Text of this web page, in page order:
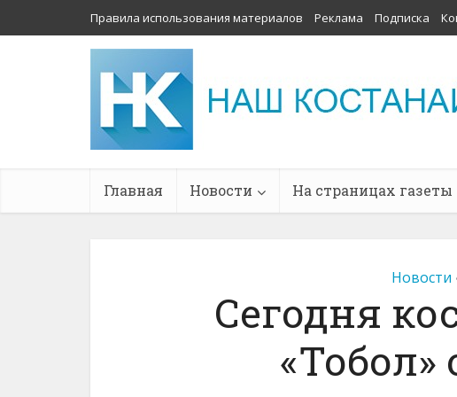
Правила использования материалов Реклама Подписка
Главная Новости На страницах газеты
Новости
Сегодня
«Тобол»